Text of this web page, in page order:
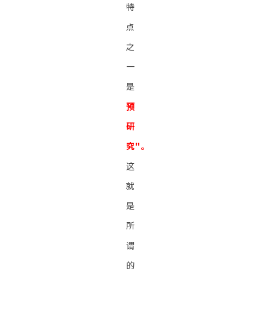
特
点
之
一
是
预
研
究"。
这
就
是
所
谓
的